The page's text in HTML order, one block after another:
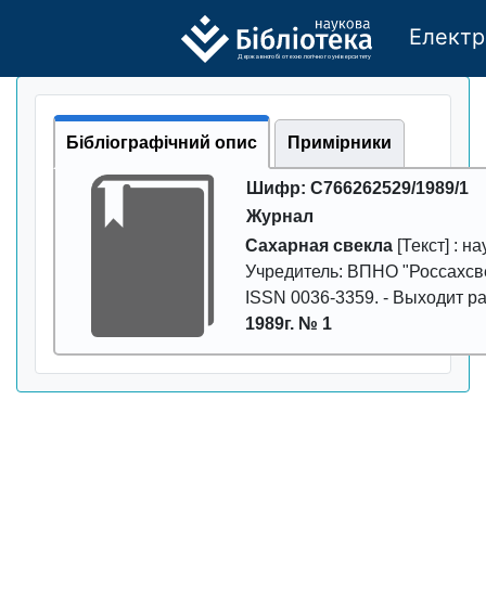
Державного бі отехно логічно го універси тету
Бібліографічний опис Примірники
Шифр: С766262529/1989/1
Журнал
Сахарная свекла [Текст] :
Учредитель: ВПНО
ISSN 0036-3359. - Выходит
1989г. № 1